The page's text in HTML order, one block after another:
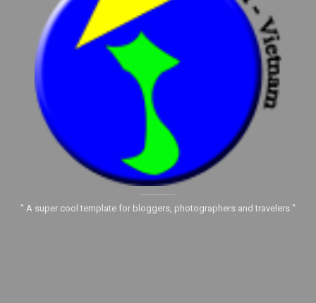
" A super cool template for bloggers, photographers and travelers "